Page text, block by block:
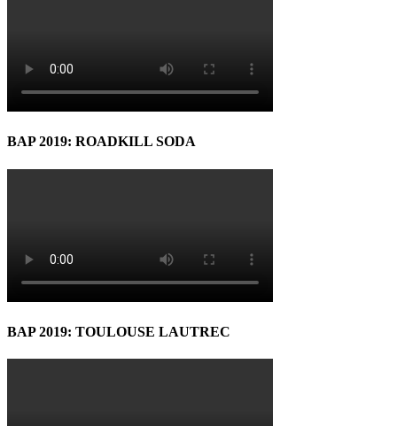
BAP 2019: ROADKILL SODA
BAP 2019: TOULOUSE LAUTREC